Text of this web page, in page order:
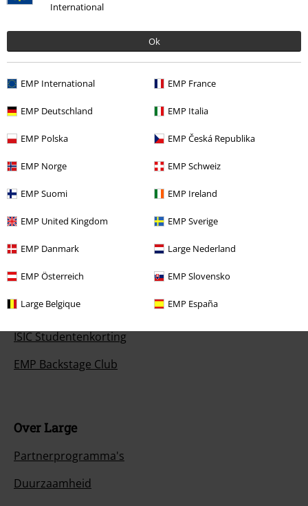
International
Ok
EMP International EMP France
EMP Deutschland EMP Italia
EMP Polska EMP Česká Republika
EMP Norge EMP Schweiz
EMP Suomi EMP Ireland
EMP United Kingdom EMP Sverige
EMP Danmark Large Nederland
EMP Österreich EMP Slovensko
Large Belgique EMP España
Veelgestelde vragen
Retourvoorwaarden
Retourneer item
Algemene maat info
Annuleer mijn BSC-lidmaatschap
Betaalmethodes
Overige acties
Prijsvragen
Large Cadeaubonnen
ISIC Studentenkorting
EMP Backstage Club
Over Large
Partnerprogramma's
Duurzaamheid